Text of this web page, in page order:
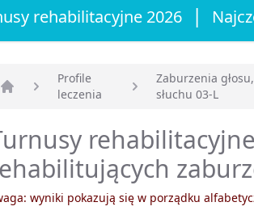
rehabilitacyjne 2026 |
Strona główna
Profile
leczenia
Zaburzenia
słuchu 03-L
wyniki pokazują się w porządku